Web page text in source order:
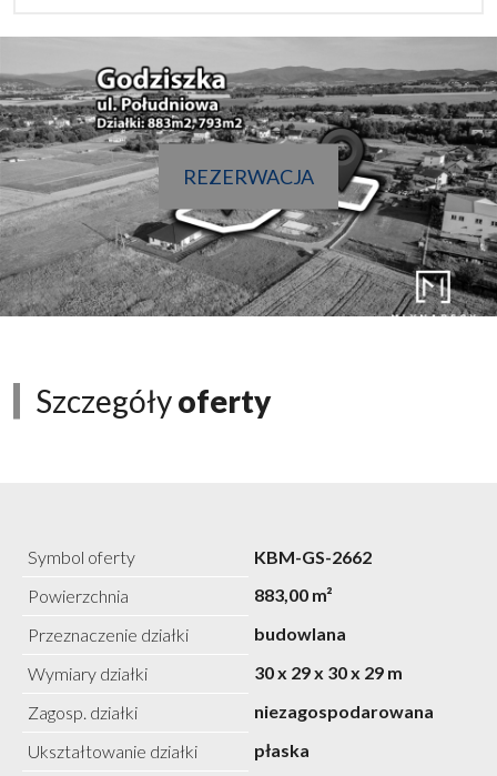
REZERWACJA
Szczegółyoferty
Symbol oferty
KBM-GS-2662
Powierzchnia
883,00 m²
Przeznaczenie działki
budowlana
Wymiary działki
30 x 29 x 30 x 29 m
Zagosp. działki
niezagospodarowana
Ukształtowanie działki
płaska